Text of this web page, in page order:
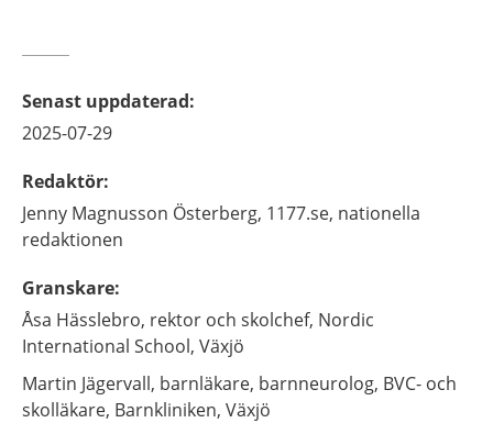
Senast uppdaterad:
2025-07-29
Redaktör:
Jenny Magnusson Österberg, 1177.se, nationella
redaktionen
Granskare:
Åsa Hässlebro, rektor och skolchef, Nordic
International School, Växjö
Martin Jägervall, barnläkare, barnneurolog, BVC- och
skolläkare, Barnkliniken, Växjö